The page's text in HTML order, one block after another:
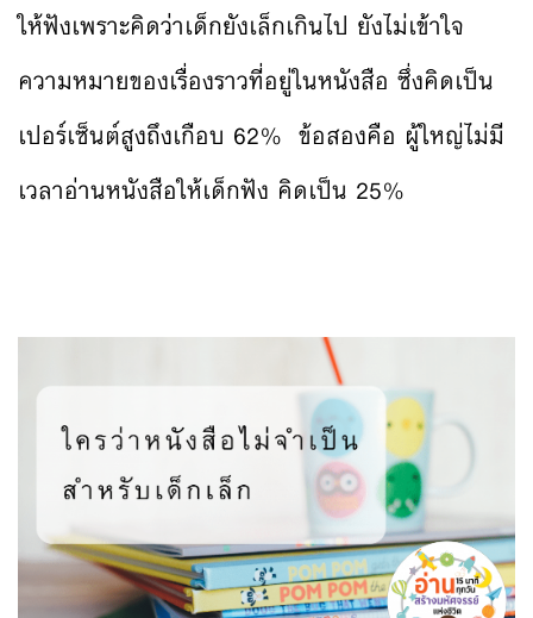
ให้ฟังเพราะคิดว่าเด็กยังเล็กเกินไป ยังไม่เข้าใจ
ความหมายของเรื่องราวที่อยู่ในหนังสือ ซึ่งคิดเป็น
เปอร์เซ็นต์สูงถึงเกือบ 62% ข้อสองคือ ผู้ใหญ่ไม่มี
เวลาอ่านหนังสือให้เด็กฟัง คิดเป็น 25%